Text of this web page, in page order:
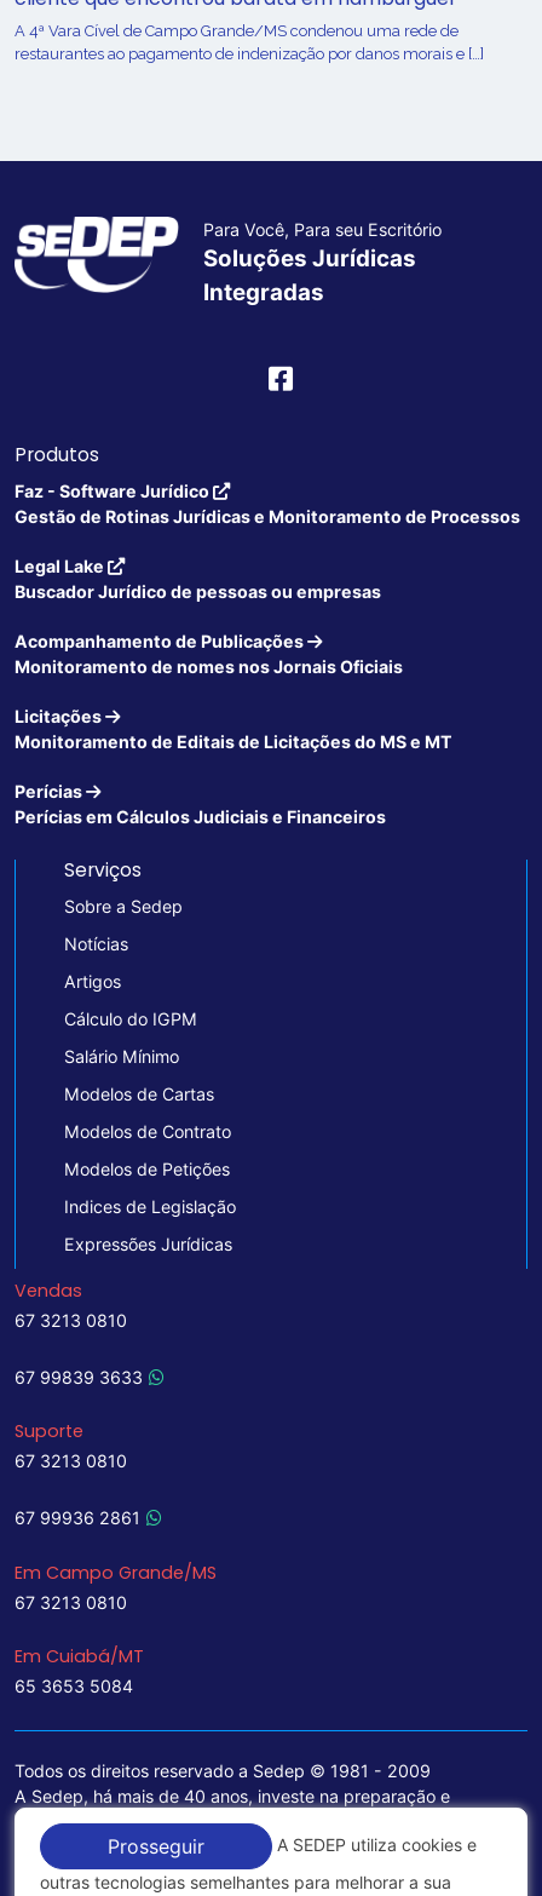
A 4ª Vara Cível de Campo Grande/MS condenou uma rede de
restaurantes ao pagamento de indenização por danos morais e […]
Para Você, Para seu Escritório
Soluções Jurídicas
Integradas
Produtos
Faz - Software Jurídico
Gestão de Rotinas Jurídicas e Monitoramento de Processos
Legal Lake
Buscador Jurídico de pessoas ou empresas
Acompanhamento de Publicações
Monitoramento de nomes nos Jornais Oficiais
Licitações
Monitoramento de Editais de Licitações do MS e MT
Perícias
Perícias em Cálculos Judiciais e Financeiros
Serviços
Sobre a Sedep
Notícias
Artigos
Cálculo do IGPM
Salário Mínimo
Modelos de Cartas
Modelos de Contrato
Modelos de Petições
Indices de Legislação
Expressões Jurídicas
Vendas
67 3213 0810
67 99839 3633
Suporte
67 3213 0810
67 99936 2861
Em Campo Grande/MS
67 3213 0810
Em Cuiabá/MT
65 3653 5084
Todos os direitos reservado a Sedep © 1981 - 2009
A Sedep, há mais de 40 anos, investe na preparação e
treinamento de funcionários e na aquisição de tecnologia de
ponta para a ampliação de seu portfólio de serviços voltados
para a área jurídica, que contemplam informações seguras e
Prosseguir
A SEDEP utiliza cookies e
outras tecnologias semelhantes para melhorar a sua